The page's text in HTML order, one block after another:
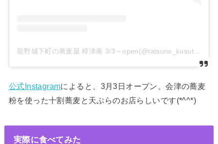
龍野城下町の蕎麦屋 樟津庵 3/3～open(@tatsuno_kusutsuan)がシェアした投稿
公式Instagramによると、3月3日オープン。会津の蕎麦
粉を使った十割蕎麦と天ぷらのお店らしいです(*^^*)
実際に食べてみた